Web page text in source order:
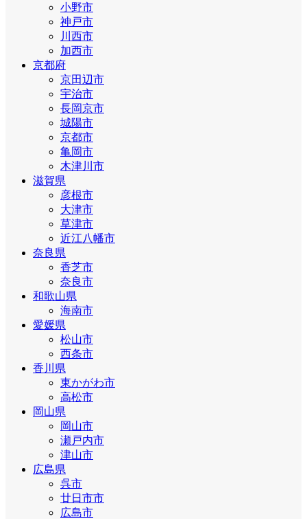
小野市
神戸市
川西市
加西市
京都府
京田辺市
宇治市
長岡京市
城陽市
京都市
亀岡市
木津川市
滋賀県
彦根市
大津市
草津市
近江八幡市
奈良県
香芝市
奈良市
和歌山県
海南市
愛媛県
松山市
西条市
香川県
東かがわ市
高松市
岡山県
岡山市
瀬戸内市
津山市
広島県
呉市
廿日市市
広島市